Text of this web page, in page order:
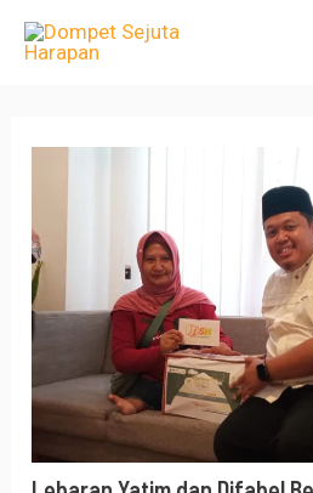
Lewati
Post
navigation